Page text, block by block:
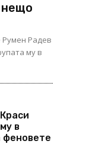
нещо
Румен Радев
му в
в
феновете